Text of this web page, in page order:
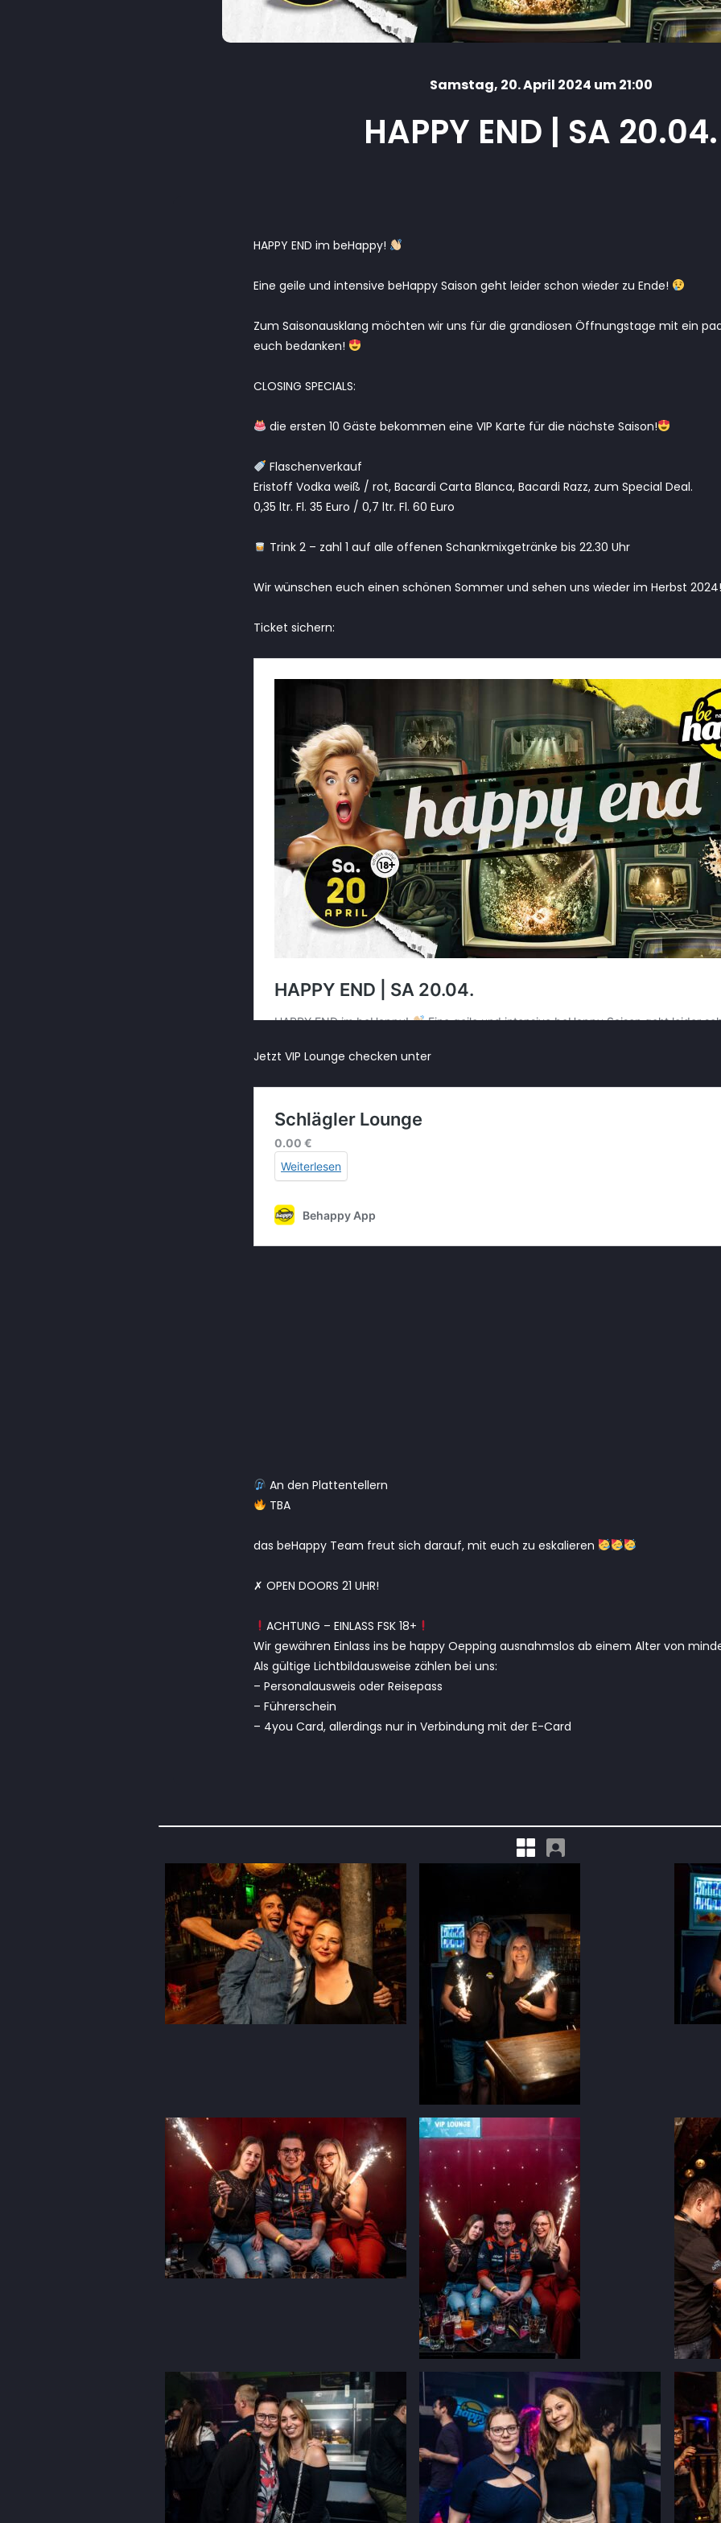
Samstag, 20. April 2024 um 21:00
HAPPY END | SA 20.04.
HAPPY END im beHappy!
Eine geile und intensive beHappy Saison geht leider schon wieder zu Ende!
Zum Saisonausklang möchten wir uns für die grandiosen Öffnungstage mit ein
euch bedanken!
CLOSING SPECIALS:
die ersten 10 Gäste bekommen eine VIP Karte für die nächste Saison!
Flaschenverkauf
Eristoff Vodka weiß / rot, Bacardi Carta Blanca, Bacardi Razz, zum Special Deal.
0,35 ltr. Fl. 35 Euro / 0,7 ltr. Fl. 60 Euro
Trink 2 – zahl 1 auf alle offenen Schankmixgetränke bis 22.30 Uhr
Wir wünschen euch einen schönen Sommer und sehen uns wieder im Herbst
Ticket sichern:
Jetzt VIP Lounge checken unter
An den Plattentellern
TBA
das beHappy Team freut sich darauf, mit euch zu eskalieren
✗ OPEN DOORS 21 UHR!
ACHTUNG – EINLASS FSK 18+
Wir gewähren Einlass ins be happy Oepping ausnahmslos ab einem Alter von
Als gültige Lichtbildausweise zählen bei uns:
– Personalausweis oder Reisepass
– Führerschein
– 4you Card, allerdings nur in Verbindung mit der E-Card